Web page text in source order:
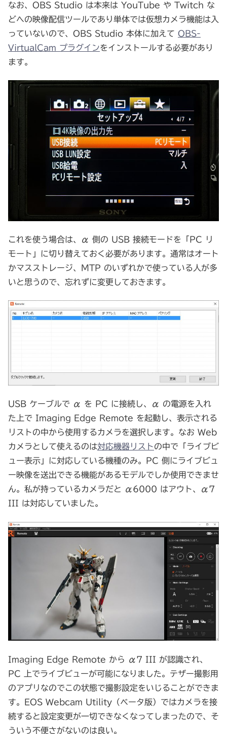
なお、OBS Studio は本来は YouTube や Twitch な
どへの映像配信ツールであり単体では仮想カメラ機能は入
っていないので、OBS Studio 本体に加えて OBS-
VirtualCam プラグインをインストールする必要があり
ます。
これを使う場合は、α 側の USB 接続モードを「PC リ
モート」に切り替えておく必要があります。通常はオート
かマスストレージ、MTP のいずれかで使っている人が多
いと思うので、忘れずに変更しておきます。
USB ケーブルで α を PC に接続し、α の電源を入れ
た上で Imaging Edge Remote を起動し、表示される
リストの中から使用するカメラを選択します。なお Web
カメラとして使えるのは対応機器リストの中で「ライブビ
ュー表示」に対応している機種のみ。PC 側にライブビュ
ー映像を送出できる機能があるモデルでしか使用できませ
ん。私が持っているカメラだと α6000 はアウト、α7
III は対応していました。
Imaging Edge Remote から α7 III が認識され、
PC 上でライブビューが可能になりました。テザー撮影用
のアプリなのでこの状態で撮影設定をいじることができま
す。EOS Webcam Utility（ベータ版）ではカメラを接
続すると設定変更が一切できなくなってしまったので、そ
ういう不便さがないのは良い。